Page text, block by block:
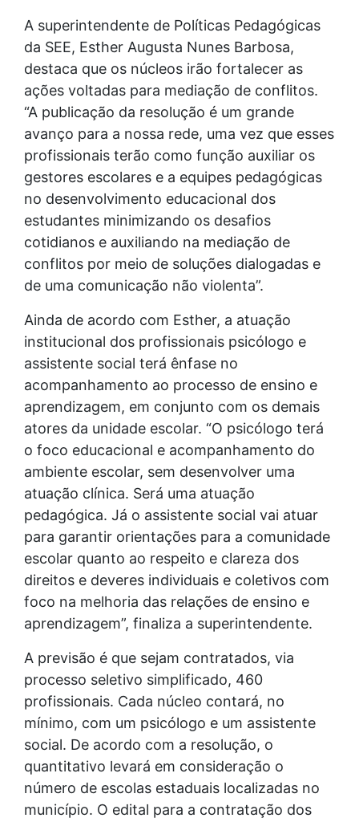
A superintendente de Políticas Pedagógicas
da SEE, Esther Augusta Nunes Barbosa,
destaca que os núcleos irão fortalecer as
ações voltadas para mediação de conflitos.
“A publicação da resolução é um grande
avanço para a nossa rede, uma vez que esses
profissionais terão como função auxiliar os
gestores escolares e a equipes pedagógicas
no desenvolvimento educacional dos
estudantes minimizando os desafios
cotidianos e auxiliando na mediação de
conflitos por meio de soluções dialogadas e
de uma comunicação não violenta”.
Ainda de acordo com Esther, a atuação
institucional dos profissionais psicólogo e
assistente social terá ênfase no
acompanhamento ao processo de ensino e
aprendizagem, em conjunto com os demais
atores da unidade escolar. “O psicólogo terá
o foco educacional e acompanhamento do
ambiente escolar, sem desenvolver uma
atuação clínica. Será uma atuação
pedagógica. Já o assistente social vai atuar
para garantir orientações para a comunidade
escolar quanto ao respeito e clareza dos
direitos e deveres individuais e coletivos com
foco na melhoria das relações de ensino e
aprendizagem”, finaliza a superintendente.
A previsão é que sejam contratados, via
processo seletivo simplificado, 460
profissionais. Cada núcleo contará, no
mínimo, com um psicólogo e um assistente
social. De acordo com a resolução, o
quantitativo levará em consideração o
número de escolas estaduais localizadas no
município. O edital para a contratação dos